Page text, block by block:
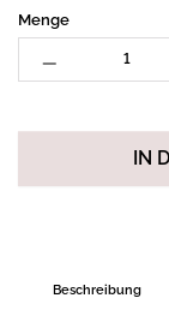
Menge
IN
Beschreibung